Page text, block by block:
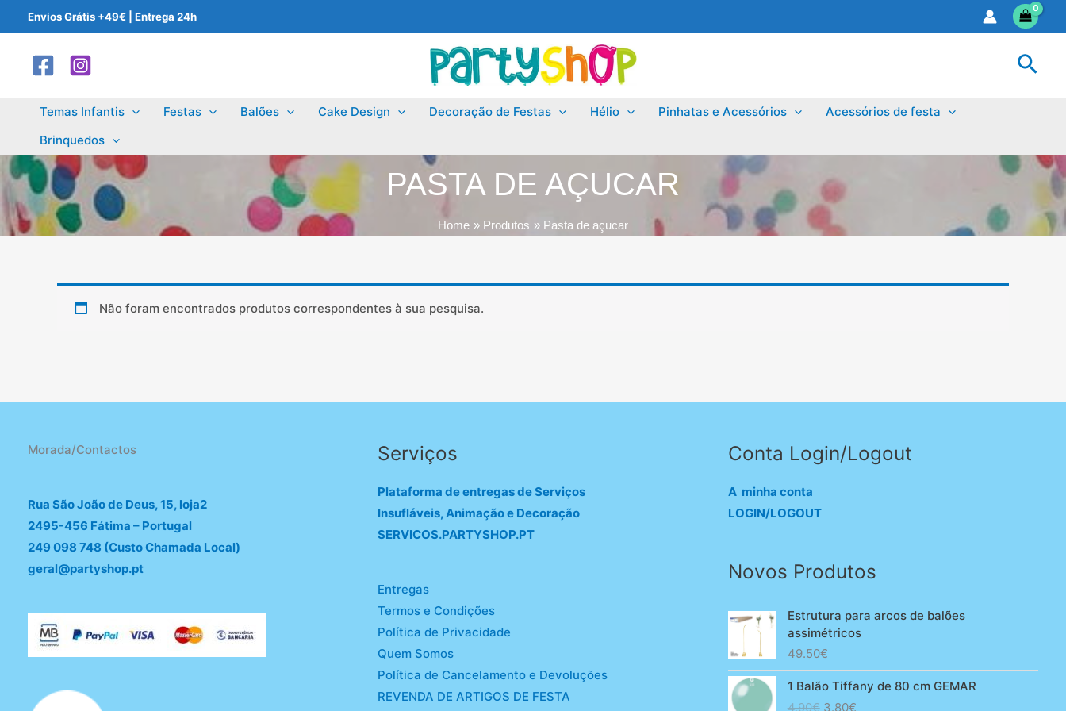
to
content
Envios Grátis +49€ | Entrega 24h
Temas Infantis Festas Balões Cake Design Decoração de Festas Hélio Pinhatas e Acessórios
Acessórios de festa
Brinquedos
PASTA DE AÇUCAR
Home Produtos Pasta de açucar
Não foram encontrados produtos correspondentes à sua pesquisa.
Morada/Contactos
Rua São João de Deus, 15, loja2
2495-456 Fátima – Portugal
249 098 748 (Custo Chamada Local)
geral@partyshop.pt
Serviços
Plataforma de entregas de Serviços
Insufláveis, Animação e Decoração
SERVICOS.PARTYSHOP.PT
Entregas
Termos e Condições
Política de Privacidade
Quem Somos
Política de Cancelamento e Devoluções
REVENDA DE ARTIGOS DE FESTA
Conta Login/Logout
A minha conta
LOGIN/LOGOUT
Novos Produtos
Estrutura para arcos de balões
assimétricos
49.50€
1 Balão Tiffany de 80 cm GEMAR
4.90€ O
3.80€O